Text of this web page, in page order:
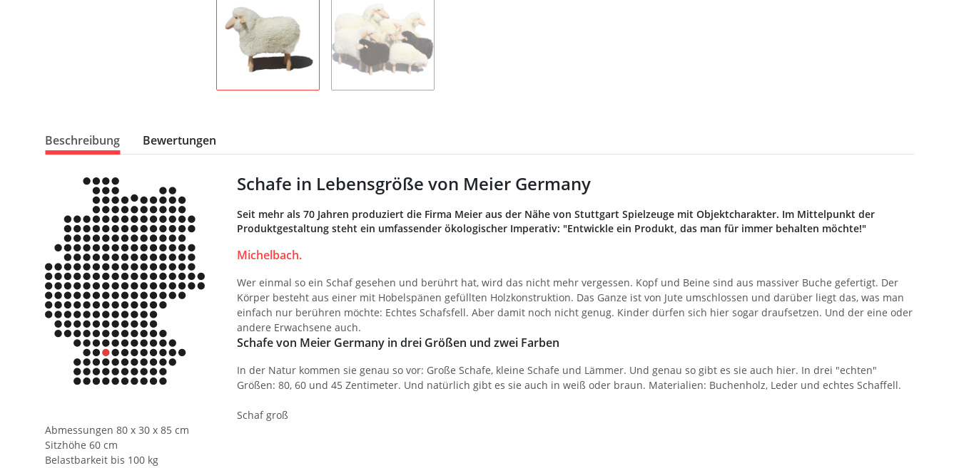
Beschreibung Bewertungen
Schafe in Lebensgröße von Meier Germany
Seit mehr als 70 Jahren produziert die Firma Meier aus der Nähe von Stuttgart Spielzeuge mit Objektcharakter. Im Mittelpunkt der
Produktgestaltung steht ein umfassender ökologischer Imperativ: "Entwickle ein Produkt, das man für immer behalten möchte!"
Michelbach.
Wer einmal so ein Schaf gesehen und berührt hat, wird das nicht mehr vergessen. Kopf und Beine sind aus massiver Buche gefertigt. Der
Körper besteht aus einer mit Hobelspänen gefüllten Holzkonstruktion. Das Ganze ist von Jute umschlossen und darüber liegt das, was man
einfach nur berühren möchte: Echtes Schafsfell. Aber damit noch nicht genug. Kinder dürfen sich hier sogar draufsetzen. Und der eine oder
andere Erwachsene auch.
Schafe von Meier Germany in drei Größen und zwei Farben
In der Natur kommen sie genau so vor: Große Schafe, kleine Schafe und Lämmer. Und genau so gibt es sie auch hier. In drei "echten"
Größen: 80, 60 und 45 Zentimeter. Und natürlich gibt es sie auch in weiß oder braun. Materialien: Buchenholz, Leder und echtes Schaffell.
Schaf groß
Abmessungen 80 x 30 x 85 cm
Sitzhöhe 60 cm
Belastbarkeit bis 100 kg